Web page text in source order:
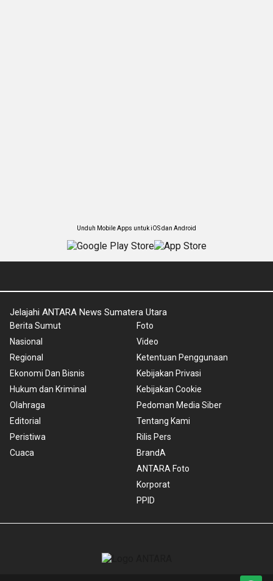
Unduh Mobile Apps untuk iOS dan Android
Jelajahi ANTARA News Sumatera Utara
Berita Sumut
Nasional
Regional
Ekonomi Dan Bisnis
Hukum dan Kriminal
Olahraga
Editorial
Peristiwa
Cuaca
Foto
Video
Ketentuan Penggunaan
Kebijakan Privasi
Kebijakan Cookie
Pedoman Media Siber
Tentang Kami
Rilis Pers
BrandA
ANTARA Foto
Korporat
PPID